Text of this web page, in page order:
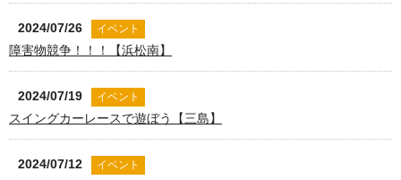
2024/07/26 イベント
障害物競争！！！【浜松南】
2024/07/19 イベント
スイングカーレースで遊ぼう【三島】
2024/07/12 イベント